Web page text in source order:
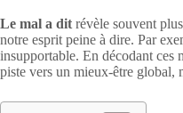
Le mal a dit révèle souvent
notre esprit peine à dire. Par
insupportable. En décodant ces
piste vers un mieux-être global,